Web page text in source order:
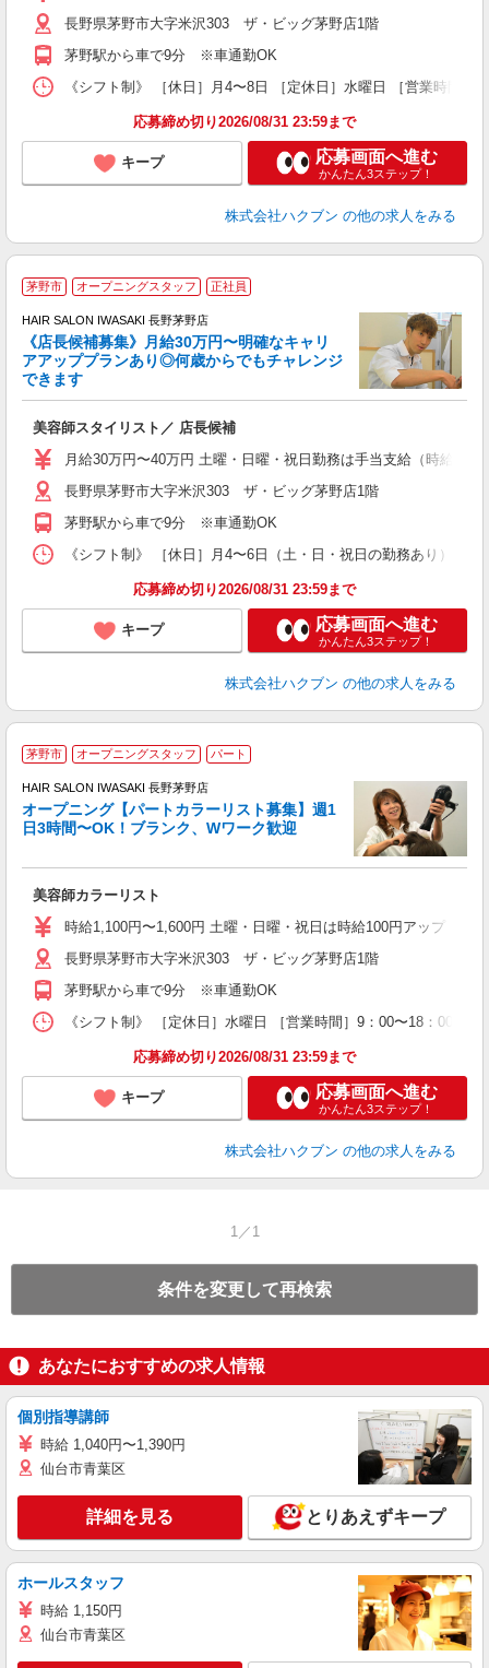
長野県茅野市大字米沢303 ザ・ビッグ茅野店1階
茅野駅から車で9分 ※車通勤OK
《シフト制》 ［休日］月4〜8日 ［定休日］水曜日 ［営業時
応募締め切り2026/08/31 23:59まで
キープ 応募画面へ進む
かんたん3ステップ！
株式会社ハクブン の他の求人をみる
茅野市 オープニングスタッフ 正社員
HAIR SALON IWASAKI 長野茅野店
《店長候補募集》月給30万円〜明確なキャリ
アアッププランあり◎何歳からでもチャレンジ
できます
美容師スタイリスト／ 店長候補
月給30万円〜40万円 土曜・日曜・祝日勤務は手当支給（時給換
長野県茅野市大字米沢303 ザ・ビッグ茅野店1階
茅野駅から車で9分 ※車通勤OK
《シフト制》 ［休日］月4〜6日（土・日・祝日の勤務あり）
応募締め切り2026/08/31 23:59まで
キープ 応募画面へ進む
かんたん3ステップ！
株式会社ハクブン の他の求人をみる
茅野市 オープニングスタッフ パート
HAIR SALON IWASAKI 長野茅野店
オープニング【パートカラーリスト募集】週1
日3時間〜OK！ブランク、Wワーク歓迎
美容師カラーリスト
時給1,100円〜1,600円 土曜・日曜・祝日は時給100円アップ ※資
長野県茅野市大字米沢303 ザ・ビッグ茅野店1階
茅野駅から車で9分 ※車通勤OK
《シフト制》 ［定休日］水曜日 ［営業時間］9：00〜18：00
応募締め切り2026/08/31 23:59まで
キープ 応募画面へ進む
かんたん3ステップ！
株式会社ハクブン の他の求人をみる
1／1
条件を変更して再検索
あなたにおすすめの求人情報
個別指導講師
時給 1,040円〜1,390円
仙台市青葉区
詳細を見る とりあえずキープ
ホールスタッフ
時給 1,150円
仙台市青葉区